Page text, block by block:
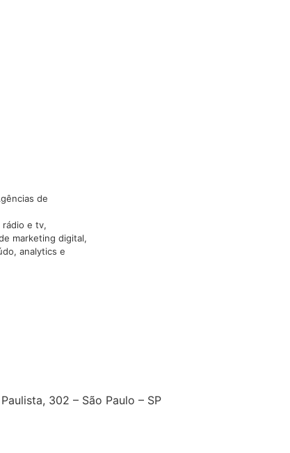
de
rádio e tv,
marketing digital,
analytics e
302 – São Paulo – SP